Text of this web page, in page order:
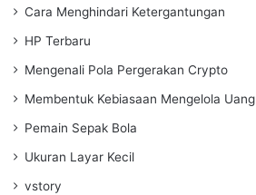
Cara Menghindari Ketergantungan
HP Terbaru
Mengenali Pola Pergerakan Crypto
Membentuk Kebiasaan Mengelola Uang
Pemain Sepak Bola
Ukuran Layar Kecil
vstory